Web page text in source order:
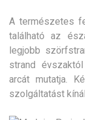
A természetes
található az
legjobb
strand
arcát mutatja.
szolgáltatást kínál.